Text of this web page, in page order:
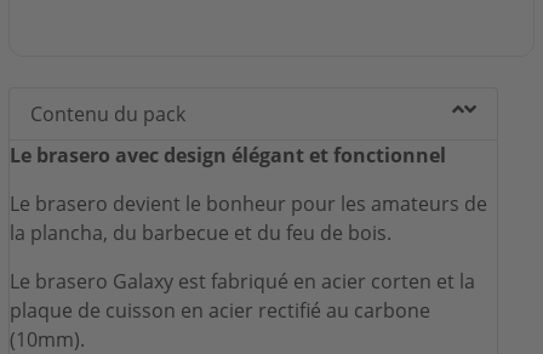
Contenu du pack
Le brasero avec design élégant et fonctionnel
Le brasero devient le bonheur pour les amateurs de
la plancha, du barbecue et du feu de bois.
Le brasero Galaxy est fabriqué en acier corten et la
plaque de cuisson en acier rectifié au carbone
(10mm).